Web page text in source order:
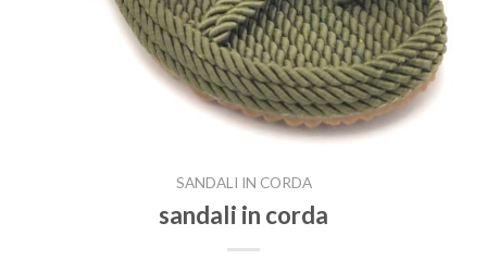
SANDALI IN CORDA
sandali in corda